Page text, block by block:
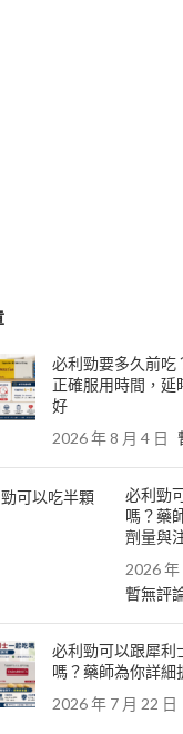
必利勁要多久前吃
正確服用時間，延
好
2026 年 8 月 4 日
必利勁
嗎？藥
劑量與
2026 年
暫無評
必利勁可以跟犀利
嗎？藥師為你詳細
2026 年 7 月 22 日